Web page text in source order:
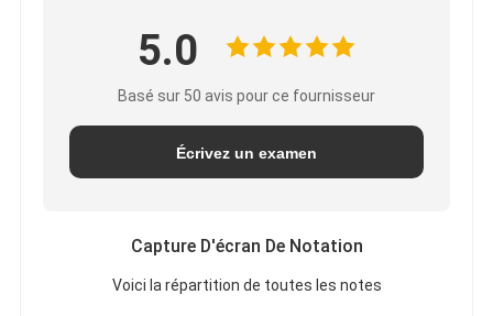
5.0
Basé sur 50 avis pour ce fournisseur
Écrivez un examen
Capture D'écran De Notation
Voici la répartition de toutes les notes